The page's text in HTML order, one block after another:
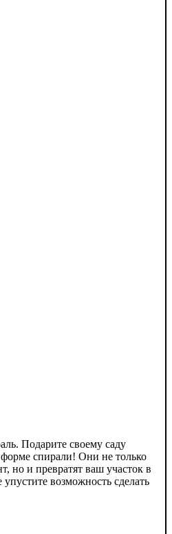
Подарите своему саду
спирали! Они не только
но и превратят ваш участок в
возможность сделать